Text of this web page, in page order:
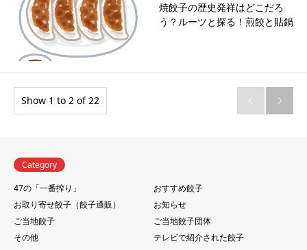
焼餃子の歴史発祥はどこだろ
う？ルーツと探る！煎餃と貼鍋
Show 1 to 2 of 22  
Category
47の「一番搾り」
おすすめ餃子
お取り寄せ餃子（餃子通販）
お知らせ
ご当地餃子
ご当地餃子団体
その他
テレビで紹介された餃子